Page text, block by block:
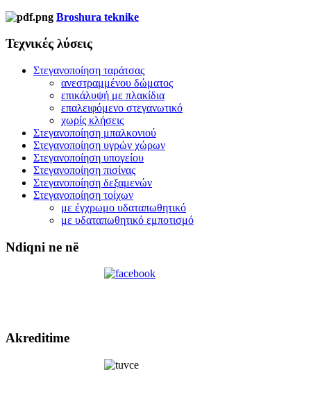
Broshura teknike
Τεχνικές λύσεις
Στεγανοποίηση ταράτσας
ανεστραμμένου δώματος
επικάλυψή με πλακίδια
επαλειφόμενο στεγανωτικό
χωρίς κλήσεις
Στεγανοποίηση μπαλκονιού
Στεγανοποίηση υγρών χώρων
Στεγανοποίηση υπογείου
Στεγανοποίηση πισίνας
Στεγανοποίηση δεξαμενών
Στεγανοποίηση τοίχων
με έγχρωμο υδαταπωθητικό
με υδαταπωθητικό εμποτισμό
Ndiqni ne në
Akreditime